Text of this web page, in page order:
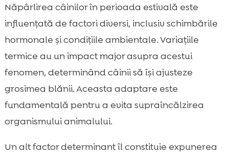
Năpârlirea câinilor în perioada estivală este
influențată de factori diversi, inclusiv schimbările
hormonale și condițiile ambientale. Variațiile
termice au un impact major asupra acestui
fenomen, determinând câinii să își ajusteze
grosimea blănii. Aceasta adaptare este
fundamentală pentru a evita supraîncălzirea
organismului animalului.
Un alt factor determinant îl constituie expunerea